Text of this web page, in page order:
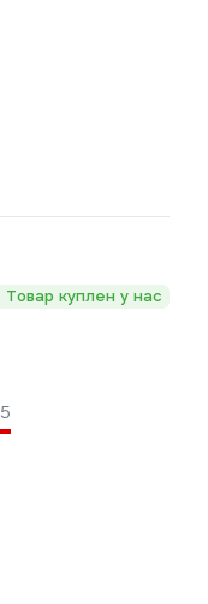
Товар куплен у нас
5